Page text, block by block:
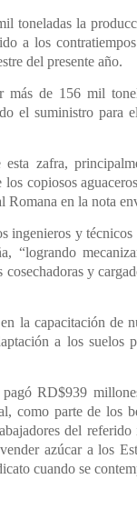
toneladas la
a los
del presente año.
más de 156 mil
el suministro para
esta zafra,
copiosos
en la nota
ingenieros y
“logrando
y
la capacitación de
a los suelos
RD$939
como parte de los
del referido
azúcar a los
cuando se